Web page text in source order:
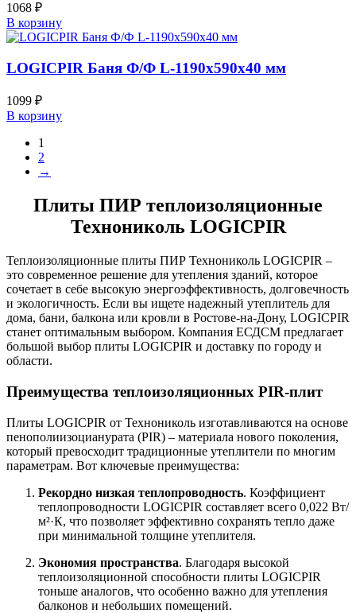
1068 ₽
В корзину
LOGICPIR Баня Ф/Ф L-1190х590х40 мм
1099 ₽
В корзину
1
2
→
Плиты ПИР теплоизоляционные
Технониколь LOGICPIR
Теплоизоляционные плиты ПИР Технониколь LOGICPIR –
это современное решение для утепления зданий, которое
сочетает в себе высокую энергоэффективность, долговечность
и экологичность. Если вы ищете надежный утеплитель для
дома, бани, балкона или кровли в Ростове-на-Дону, LOGICPIR
станет оптимальным выбором. Компания ЕСДСМ предлагает
большой выбор плиты LOGICPIR и доставку по городу и
области.
Преимущества теплоизоляционных PIR-плит
Плиты LOGICPIR от Технониколь изготавливаются на основе
пенополиизоцианурата (PIR) – материала нового поколения,
который превосходит традиционные утеплители по многим
параметрам. Вот ключевые преимущества:
Рекордно низкая теплопроводность. Коэффициент
теплопроводности LOGICPIR составляет всего 0,022 Вт/
м²·К, что позволяет эффективно сохранять тепло даже
при минимальной толщине утеплителя.
Экономия пространства. Благодаря высокой
теплоизоляционной способности плиты LOGICPIR
тоньше аналогов, что особенно важно для утепления
балконов и небольших помещений.